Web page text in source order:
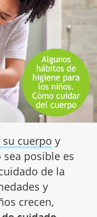
cuerpo y
posible es
de la
y
crecen,